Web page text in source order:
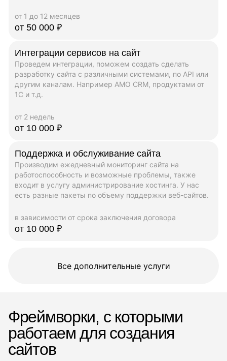
от 1 до 12 месяцев
от 50 000 ₽
Интеграции сервисов на сайт
Проведем интеграции, поможем создать сделать
разработку сайта с различными системами, по API или
другим каналам. Например AMO CRM, продуктами от
1C и т.д.
от 2 недель
от 10 000 ₽
Поддержка и обслуживание сайта
Производим ежедневный мониторинг сайта на
работоспособность и возможные проблемы, также
входит в услугу администрирование хостинга. У нас
есть разные пакеты по объему поддержки веб-сайтов.
в зависимости от срока заключения договора
от 10 000 ₽
Все дополнительные услуги
Фреймворки, с которыми
работаем для создания
сайтов